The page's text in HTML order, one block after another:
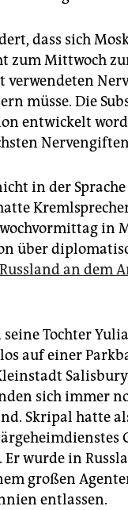
dass sich
zum Mittwoch
verwendeten
müsse. Die
entwickelt
in der
in
über
Russland an dem
Tochter
auf einer
sich immer
Skripal hatte
wurde in
großen
entlassen.